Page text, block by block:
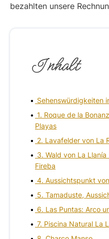
bezahlten unsere
Inhalt
Sehenswürdigkeiten
1. Roque de la
Playas
2. Lavafelder von La
3. Wald von La
Fireba
4. Aussichtspunkt
5. Tamaduste,
6. Las Puntas: Arco
7. Piscina Natural La